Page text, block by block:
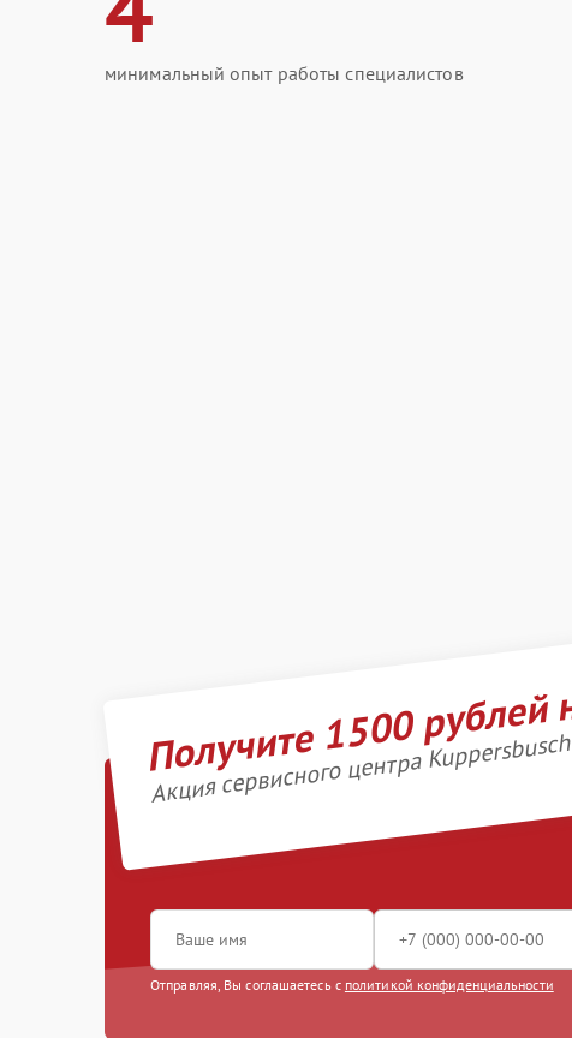
минимальный опыт работы специалистов
Получите 1500
Акция сервисного центра Kuppersbusch
Отправляя, Вы соглашаетесь с политикой конфиденциальности